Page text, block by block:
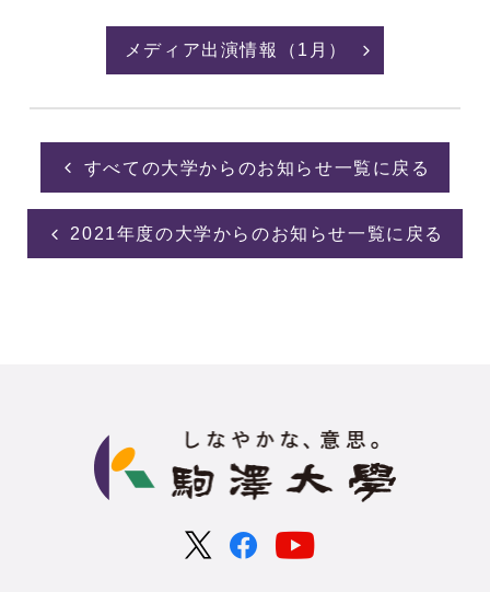
メディア出演情報（1月）
すべての大学からのお知らせ一覧に戻る
2021年度の大学からのお知らせ一覧に戻る